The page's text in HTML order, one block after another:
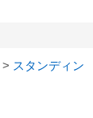
> スタンディン